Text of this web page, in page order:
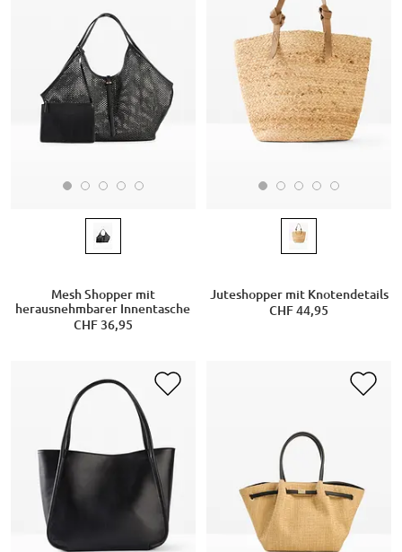
Mesh Shopper mit
herausnehmbarer Innentasche
CHF 36,95
Juteshopper mit Knotendetails
CHF 44,95